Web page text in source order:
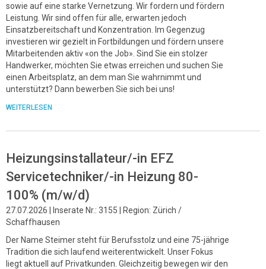
sowie auf eine starke Vernetzung. Wir fordern und fördern
Leistung. Wir sind offen für alle, erwarten jedoch
Einsatzbereitschaft und Konzentration. Im Gegenzug
investieren wir gezielt in Fortbildungen und fördern unsere
Mitarbeitenden aktiv «on the Job». Sind Sie ein stolzer
Handwerker, möchten Sie etwas erreichen und suchen Sie
einen Arbeitsplatz, an dem man Sie wahrnimmt und
unterstützt? Dann bewerben Sie sich bei uns!
WEITERLESEN
Heizungsinstallateur/-in EFZ
Servicetechniker/-in Heizung 80-
100% (m/w/d)
27.07.2026 | Inserate Nr.: 3155 | Region: Zürich /
Schaffhausen
Der Name Steimer steht für Berufsstolz und eine 75-jährige
Tradition die sich laufend weiterentwickelt. Unser Fokus
liegt aktuell auf Privatkunden. Gleichzeitig bewegen wir den